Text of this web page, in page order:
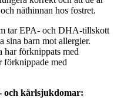
näthinnan hos fostret.
tar EPA- och DHA-tillskott
sina barn mot allergier.
har förknippats med
förknippade med
och kärlsjukdomar: